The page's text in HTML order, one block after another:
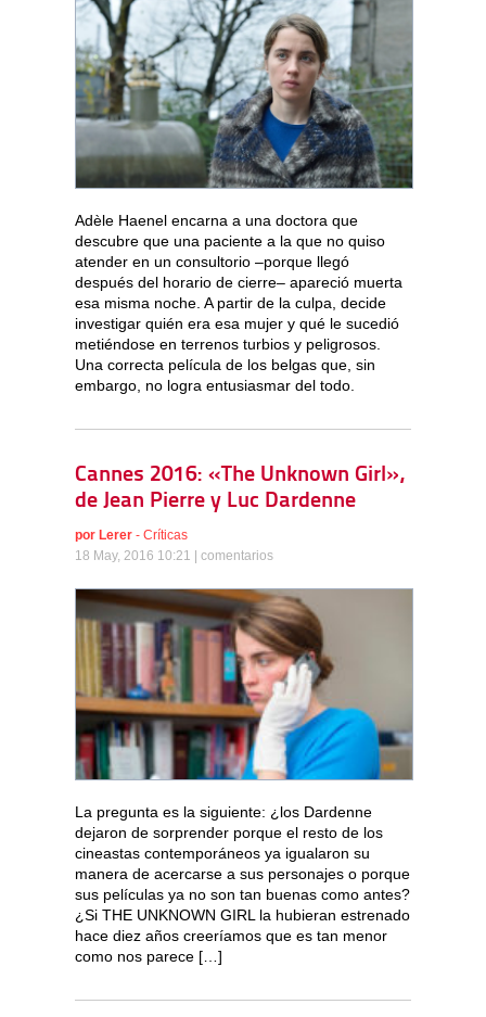
Adèle Haenel encarna a una doctora que
descubre que una paciente a la que no quiso
atender en un consultorio –porque llegó
después del horario de cierre– apareció muerta
esa misma noche. A partir de la culpa, decide
investigar quién era esa mujer y qué le sucedió
metiéndose en terrenos turbios y peligrosos.
Una correcta película de los belgas que, sin
embargo, no logra entusiasmar del todo.
Cannes 2016: «The Unknown Girl»,
de Jean Pierre y Luc Dardenne
por Lerer - Críticas
18 May, 2016 10:21 | comentarios
La pregunta es la siguiente: ¿los Dardenne
dejaron de sorprender porque el resto de los
cineastas contemporáneos ya igualaron su
manera de acercarse a sus personajes o porque
sus películas ya no son tan buenas como antes?
¿Si THE UNKNOWN GIRL la hubieran estrenado
hace diez años creeríamos que es tan menor
como nos parece […]